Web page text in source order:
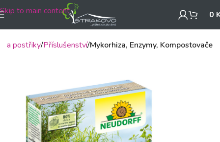
Skip to main content 0
a postřiky Příslušenství Mykorhiza, Enzymy, Kompostovače